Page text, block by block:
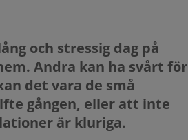
och stressig dag på
Andra kan ha svårt för
det vara de små
gången, eller att inte
är kluriga.